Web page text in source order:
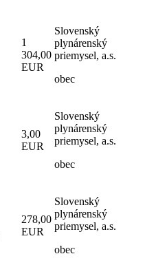
1
304,00
EUR
Slovenský
plynárenský
priemysel, a.s.
obec
3,00
EUR
Slovenský
plynárenský
priemysel, a.s.
obec
278,00
EUR
Slovenský
plynárenský
priemysel, a.s.
obec